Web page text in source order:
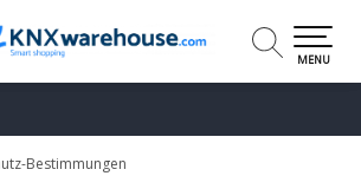
MENU
Bestimmungen